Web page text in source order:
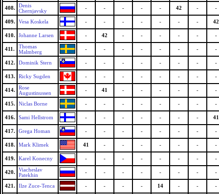
408.
Denis
Chernjavsky
- - - - - 42 - -
409. Vesa Koskela - - - - - - - 42
410. Johanne Larsen - 42 - - - - - -
411.
Thomas
Malmberg
- - - - - - - -
412. Dominik Stern - - - - - - - -
413. Ricky Sugden - - - - - - - -
414.
Rose
Augustinussen
- 41 - - - - - -
415. Niclas Borne - - - - - - - -
416. Sami Hellstrom - - - - - - - 41
417. Grega Homan - - - - - - - -
418. Mark Klimek 41 - - - - - - -
419. Karel Konecny - - - - - - - -
420.
Viacheslav
Patekhin
- - - - - - - -
421. Ilze Zuce-Tenca - - - - 14 - - -